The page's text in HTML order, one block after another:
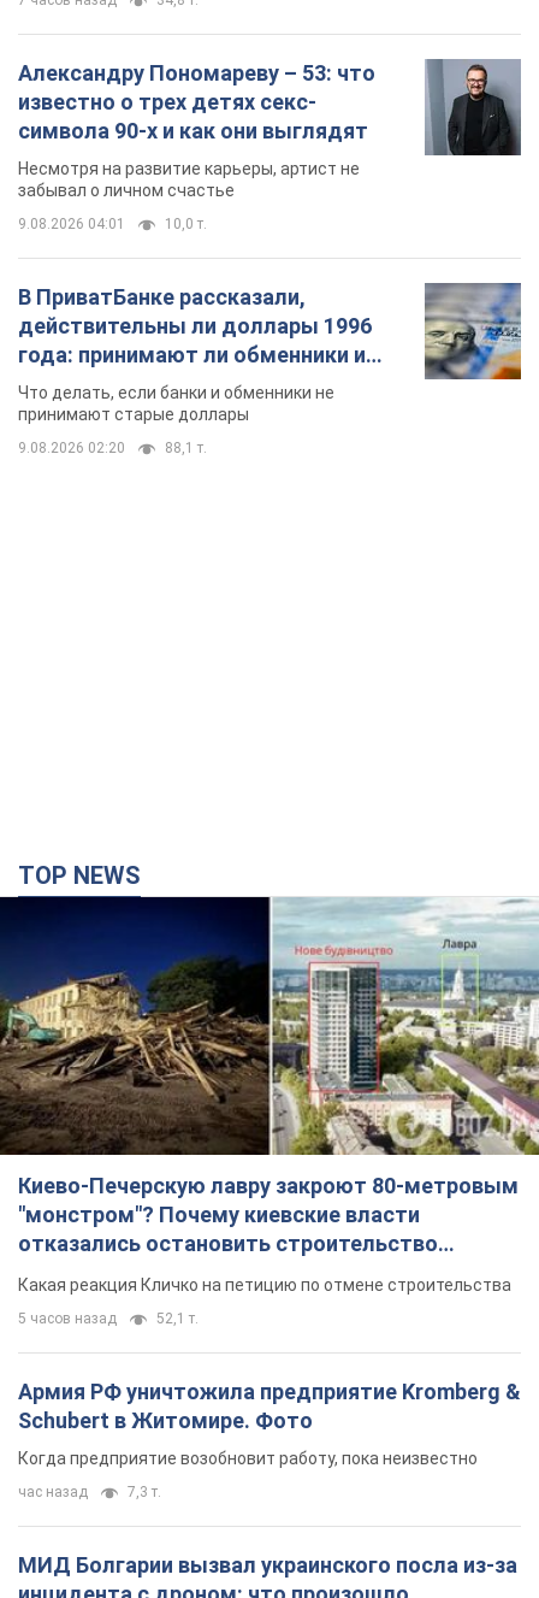
Александру Пономареву – 53: что
известно о трех детях секс-
символа 90-х и как они выглядят
Несмотря на развитие карьеры, артист не
забывал о личном счастье
9.08.2026 04:01 10,0 т.
В ПриватБанке рассказали,
действительны ли доллары 1996
года: принимают ли обменники и
банки такие купюры
Что делать, если банки и обменники не
принимают старые доллары
9.08.2026 02:20 88,1 т.
TOP NEWS
Киево-Печерскую лавру закроют 80-метровым
"монстром"? Почему киевские власти
отказались остановить строительство
небоскреба "московского верующего"
Какая реакция Кличко на петицию по отмене строительства
5 часов назад 52,1 т.
Армия РФ уничтожила предприятие Kromberg &
Schubert в Житомире. Фото
Когда предприятие возобновит работу, пока неизвестно
час назад 7,3 т.
МИД Болгарии вызвал украинского посла из-за